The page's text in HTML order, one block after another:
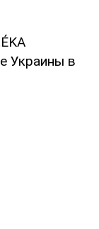
Украины в